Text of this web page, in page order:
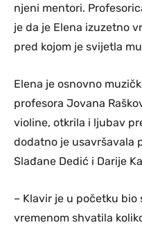
njeni mentori.
je da je Elena izuzetno
pred kojom je svijetla
Elena je osnovno
profesora Jovana
violine, otkrila i ljubav
dodatno je usavršavala
Slađane Dedić i Darije
– Klavir je u početku bio
vremenom shvatila